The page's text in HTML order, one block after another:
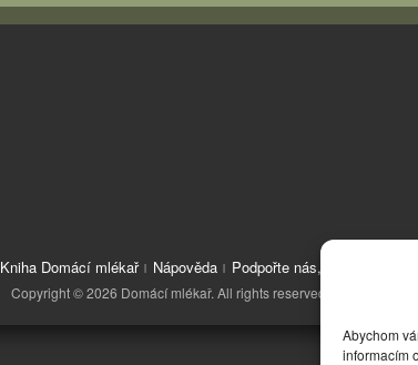
Abychom
informacím
Kniha Domácí mlékař Nápověda Podpořte nás, děkujeme
Copyright © 2026 Domácí mlékař. All rights reserved.